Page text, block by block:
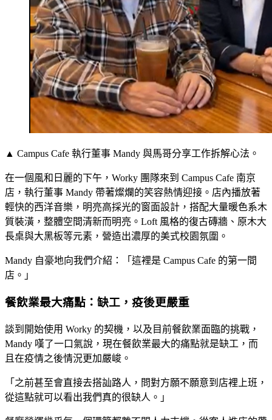
▲ Campus Cafe 執行董事 Mandy 與馬哥分享工作拆解心法。
在一個風和日麗的下午，Worky 團隊來到 Campus Cafe 南京
店，執行董事 Mandy 帶著燦爛的笑容熱情迎接。店內播放著
輕快的西洋音樂，明亮高採光的窗面設計，搭配大量暖色系木
質裝潢，整體空間清新而明亮。Loft 風格的復古磚牆、原木大
長桌與大黑板等元素，營造出濃厚的美式校園氛圍。
Mandy 自豪地向我們介紹：「這裡是 Campus Cafe 的第一間
店。」
餐飲業最大痛點：缺工，疫後更嚴重
談到開始使用 Worky 的契機，以及目前餐飲業面臨的挑戰，
Mandy 嘆了一口氣說，現在餐飲業最大的痛點就是缺工，而
且在疫情之後情況更加嚴峻。
「之前甚至會直接去搭訕路人，問對方願不願意到店裡上班，
從這點就可以看出我們真的很缺人。」